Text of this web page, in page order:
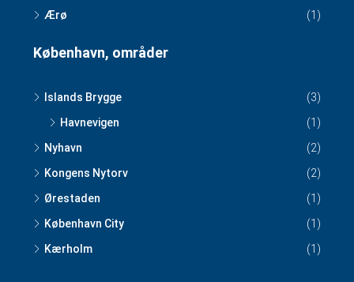
Ærø
(1)
København, områder
Islands Brygge
(3)
Havnevigen
(1)
Nyhavn
(2)
Kongens Nytorv
(2)
Ørestaden
(1)
København City
(1)
Kærholm
(1)